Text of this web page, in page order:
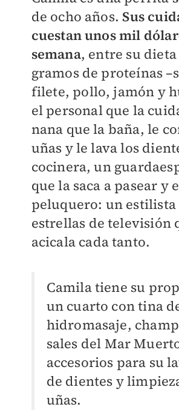
de ocho años. Sus
cuestan unos mil
semana, entre su dieta
gramos de proteínas
filete, pollo, jamón y
el personal que la
nana que la baña, le
uñas y le lava los
cocinera, un
que la saca a pasear y
peluquero: un estilista
estrellas de televisión
acicala cada tanto.
Camila tiene su
un cuarto con tina
hidromasaje,
sales del Mar
accesorios para su
de dientes y
uñas.